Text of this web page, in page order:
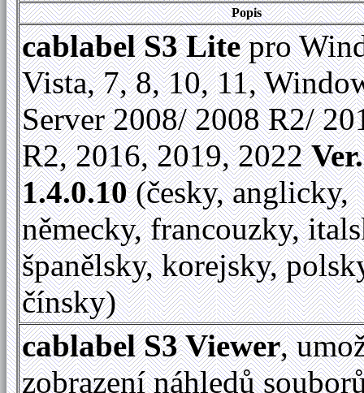
Popis
cablabel S3 Litepro
Vista, 7, 8, 10, 11,
Server 2008/ 2008 R2/
R2, 2016, 2019, 2022Ver.
1.4.0.10(česky, anglicky,
německy, francouzky,
španělsky, korejsky,
čínsky)
cablabel S3 Viewer,
zobrazení náhledů